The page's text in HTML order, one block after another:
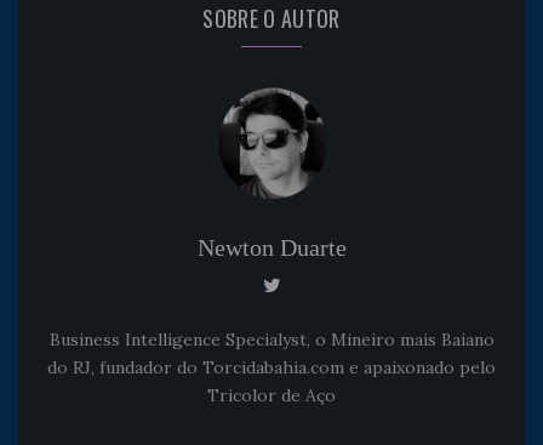
SOBRE O AUTOR
Newton Duarte
Business Intelligence Specialyst, o Mineiro mais Baiano
do RJ, fundador do Torcidabahia.com e apaixonado pelo
Tricolor de Aço